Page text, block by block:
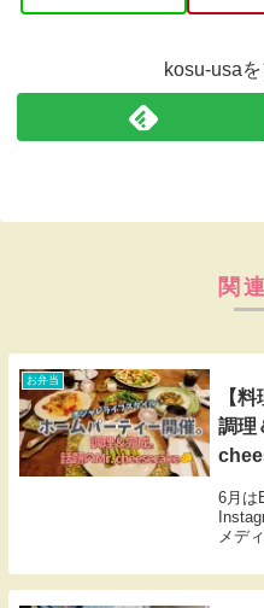
kosu-usa
関
お弁当
【
調理
6月は
メデ
のこ
画内
Link